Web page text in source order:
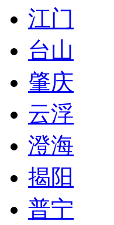
江门
台山
肇庆
云浮
澄海
揭阳
普宁